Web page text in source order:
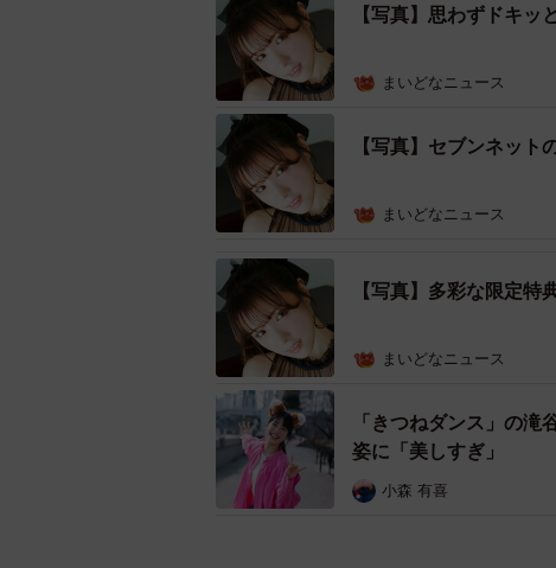
【写真】思わずドキッ
まいどなニュース
【写真】セブンネット
まいどなニュース
【写真】多彩な限定特
まいどなニュース
「きつねダンス」の
姿に「美しすぎ」
小森 有喜